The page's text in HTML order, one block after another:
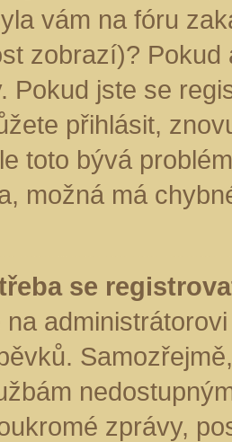
vám na fóru
zobrazí)?
Pokud jste se
přihlásit,
toto bývá
možná má
se
zprávy,